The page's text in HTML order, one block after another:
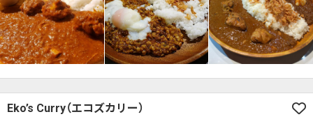
Eko’s Curry（エコズカリー）